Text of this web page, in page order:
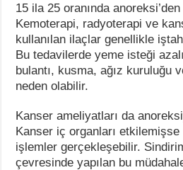
15 ila 25 oranında
Kemoterapi, radyoterapi ve
kullanılan ilaçlar genellikle
Bu tedavilerde yeme isteği
bulantı, kusma, ağız kuruluğu
neden olabilir.
Kanser ameliyatları da
Kanser iç organları
işlemler gerçekleşebilir.
çevresinde yapılan bu